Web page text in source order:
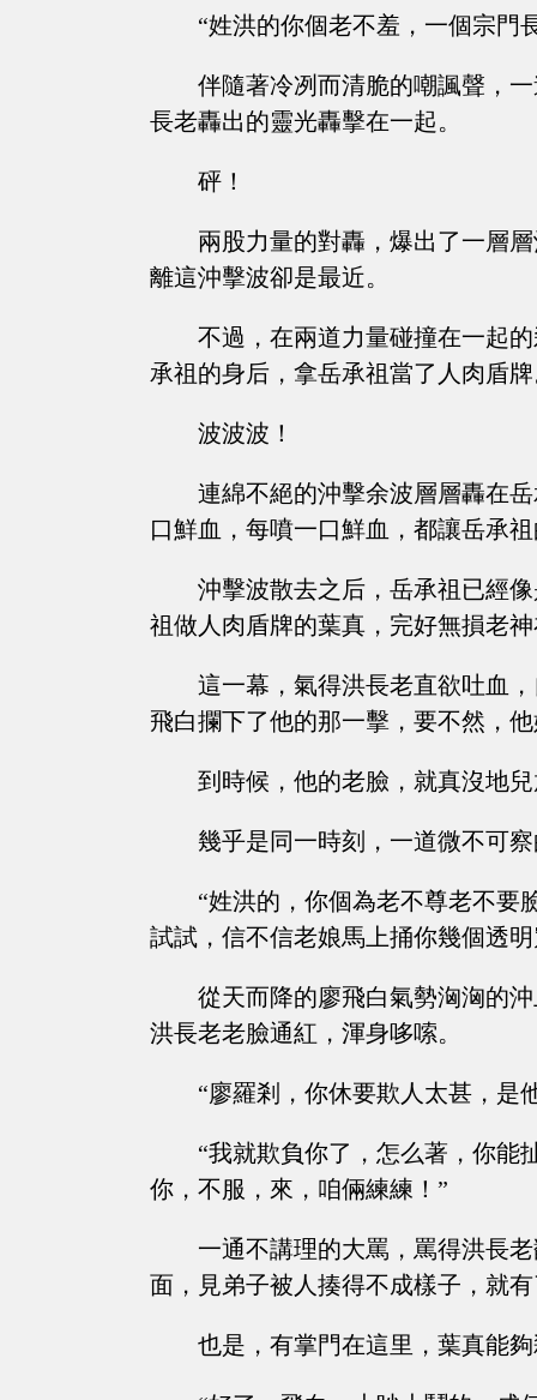
“姓洪的你個老不羞，一個宗門
伴隨著冷冽而清脆的嘲諷聲，
長老轟出的靈光轟擊在一起。
砰！
兩股力量的對轟，爆出了一層
離這沖擊波卻是最近。
不過，在兩道力量碰撞在一起
承祖的身后，拿岳承祖當了人肉盾
波波波！
連綿不絕的沖擊余波層層轟在
口鮮血，每噴一口鮮血，都讓岳承
沖擊波散去之后，岳承祖已經
祖做人肉盾牌的葉真，完好無損老
這一幕，氣得洪長老直欲吐血
飛白攔下了他的那一擊，要不然，
到時候，他的老臉，就真沒地
幾乎是同一時刻，一道微不可
“姓洪的，你個為老不尊老不要
試試，信不信老娘馬上捅你幾個透
從天而降的廖飛白氣勢洶洶的
洪長老老臉通紅，渾身哆嗦。
“廖羅剎，你休要欺人太甚，是
“我就欺負你了，怎么著，你能
你，不服，來，咱倆練練！”
一通不講理的大罵，罵得洪長
面，見弟子被人揍得不成樣子，就
也是，有掌門在這里，葉真能